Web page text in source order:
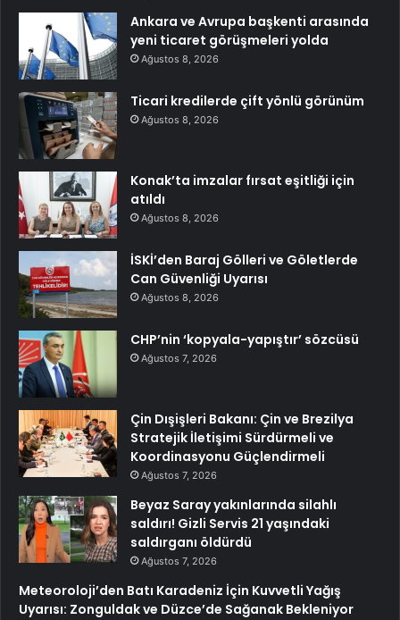
Ankara ve Avrupa başkenti arasında
yeni ticaret görüşmeleri yolda
Ağustos 8, 2026
Ticari kredilerde çift yönlü görünüm
Ağustos 8, 2026
Konak’ta imzalar fırsat eşitliği için
atıldı
Ağustos 8, 2026
İSKİ’den Baraj Gölleri ve Göletlerde
Can Güvenliği Uyarısı
Ağustos 8, 2026
CHP’nin ‘kopyala-yapıştır’ sözcüsü
Ağustos 7, 2026
Çin Dışişleri Bakanı: Çin ve Brezilya
Stratejik İletişimi Sürdürmeli ve
Koordinasyonu Güçlendirmeli
Ağustos 7, 2026
Beyaz Saray yakınlarında silahlı
saldırı! Gizli Servis 21 yaşındaki
saldırganı öldürdü
Ağustos 7, 2026
Meteoroloji’den Batı Karadeniz İçin Kuvvetli Yağış
Uyarısı: Zonguldak ve Düzce’de Sağanak Bekleniyor